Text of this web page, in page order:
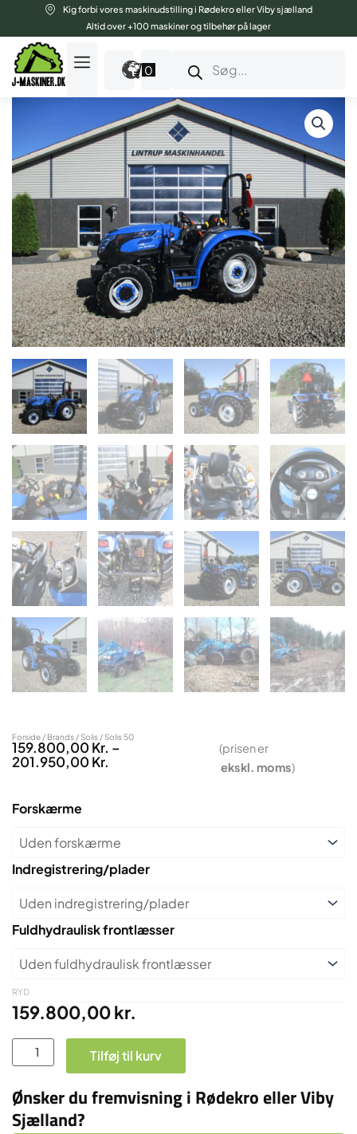
indholdet
Kig forbi vores maskinudstilling i Rødekro eller Viby sjælland
Altid over +100 maskiner og tilbehør på lager
0
Forside / Brands /Solis / Solis 50
159.800,00Kr. –
201.950,00Kr.
(prisen er
ekskl. moms)
Forskærme
Indregistrering/plader
Fuldhydraulisk frontlæsser
RYD
159.800,00kr.
Solis
antal
Tilføj til kurv
Ønsker du fremvisning i Rødekro eller Viby
Sjælland?